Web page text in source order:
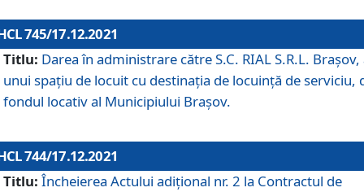
745/17.12.2021
Titlu: Darea în administrare către S.C. RIAL S.R.L. Brașov,
unui spațiu de locuit cu destinația de locuință de serviciu,
fondul locativ al Municipiului Brașov.
744/17.12.2021
Titlu: Încheierea Actului adițional nr. 2 la Contractul de